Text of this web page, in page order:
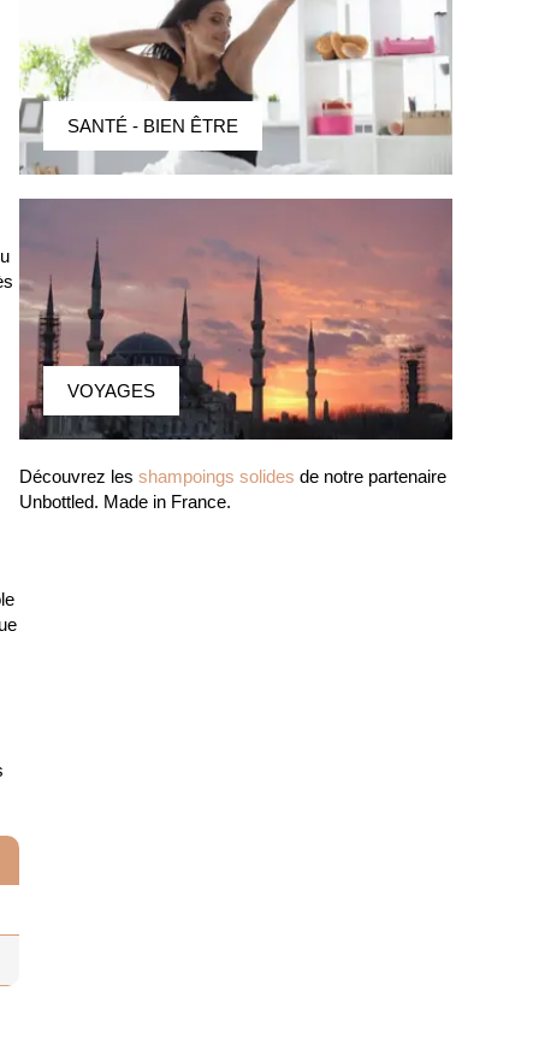
SANTÉ - BIEN ÊTRE
VOYAGES
Découvrez les shampoings solides de notre partenaire
Unbottled. Made in France.